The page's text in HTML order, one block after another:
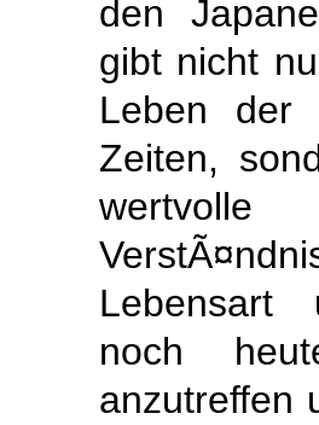
den
gibt nicht
Leben der
Zeiten,
Lebensart
noch
anzutreffen